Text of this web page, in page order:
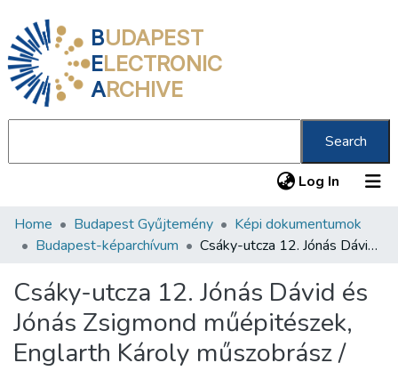
BUDAPEST
ELECTRONIC
ARCHIVE
Search
Log In (current)
Communities & Collections
Statistics
About us
Home Budapest Gyűjtemény
Képi dokumentumok
Budapest-képarchívum
Csáky-utcza 12. Jónás Dávid és Jónás Zsigmond műépitészek, Englarth Károly műszobrász /
Csáky-utcza 12. Jónás Dávid és
Jónás Zsigmond műépitészek,
Englarth Károly műszobrász /